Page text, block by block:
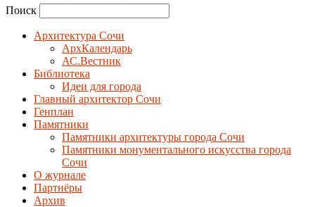
Поиск
Архитектура Сочи
АрхКалендарь
АС.Вестник
Библиотека
Идеи для города
Главный архитектор Сочи
Генплан
Памятники
Памятники архитектуры города Сочи
Памятники монументального искусства города
Сочи
О журнале
Партнёры
Архив